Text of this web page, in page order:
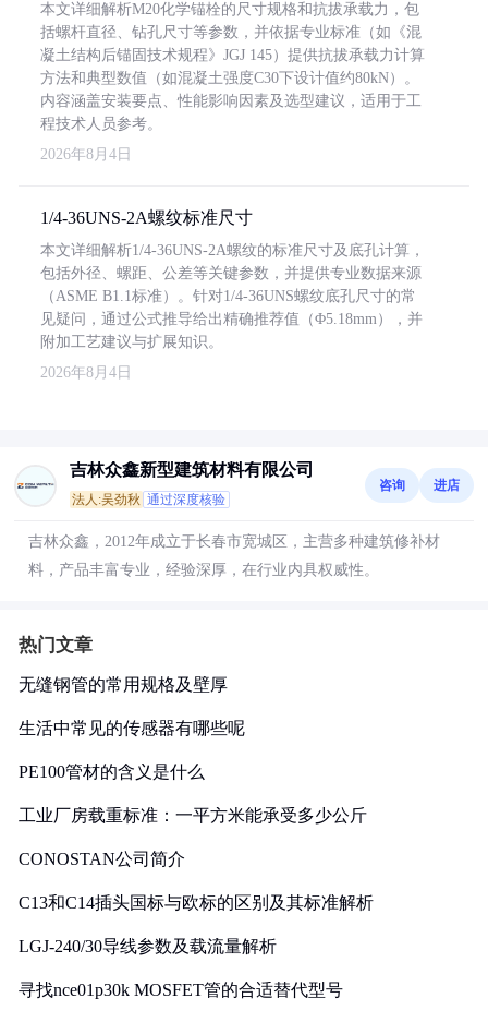
本文详细解析M20化学锚栓的尺寸规格和抗拔承载力，包
括螺杆直径、钻孔尺寸等参数，并依据专业标准（如《混
凝土结构后锚固技术规程》JGJ 145）提供抗拔承载力计算
方法和典型数值（如混凝土强度C30下设计值约80kN）。
内容涵盖安装要点、性能影响因素及选型建议，适用于工
程技术人员参考。
2026年8月4日
1/4-36UNS-2A螺纹标准尺寸
本文详细解析1/4-36UNS-2A螺纹的标准尺寸及底孔计算，
包括外径、螺距、公差等关键参数，并提供专业数据来源
（ASME B1.1标准）。针对1/4-36UNS螺纹底孔尺寸的常
见疑问，通过公式推导给出精确推荐值（Φ5.18mm），并
附加工艺建议与扩展知识。
2026年8月4日
吉林众鑫新型建筑材料有限公司
法人:吴劲秋 通过深度核验
咨询 进店
吉林众鑫，2012年成立于长春市宽城区，主营多种建筑修补材
料，产品丰富专业，经验深厚，在行业内具权威性。
热门文章
无缝钢管的常用规格及壁厚
生活中常见的传感器有哪些呢
PE100管材的含义是什么
工业厂房载重标准：一平方米能承受多少公斤
CONOSTAN公司简介
C13和C14插头国标与欧标的区别及其标准解析
LGJ-240/30导线参数及载流量解析
寻找nce01p30k MOSFET管的合适替代型号